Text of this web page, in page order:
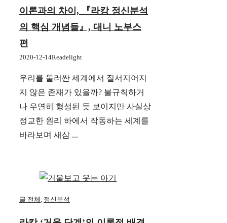
이론과의 차이, 『라캉 정신분석
의 핵심 개념들』, 대니 노부스
편
2020-12-14Readelight
우리를 둘러싼 세계에서 질서지어지
지 않은 존재가 있을까? 불규칙하거
나 우연히 형성된 듯 보이지만 사실상
정교한 원리 하에서 작동하는 세계를
바라보며 새삼 ...
글 전체, 정신분석